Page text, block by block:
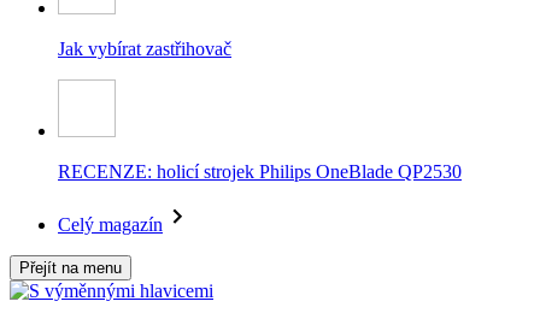
Jak vybírat zastřihovač
RECENZE: holicí strojek Philips OneBlade QP2530
Celý magazín
Přejít na menu